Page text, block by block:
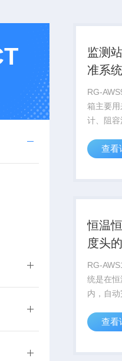
监测
准系
RG-
箱主要
计、阻
的系统
精度温
查看
恒温
度头
统
RG-
统是在
内，自
动智能
偏差、
查看